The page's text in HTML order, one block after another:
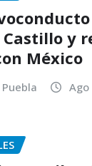
y
México
Ago